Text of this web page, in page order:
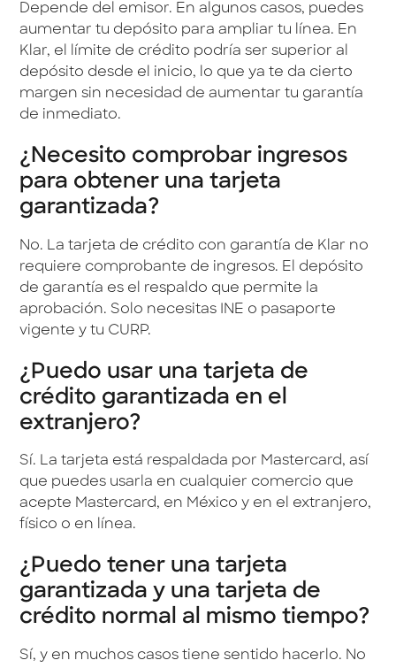
Depende del emisor. En algunos casos, puedes
aumentar tu depósito para ampliar tu línea. En
Klar, el límite de crédito podría ser superior al
depósito desde el inicio, lo que ya te da cierto
margen sin necesidad de aumentar tu garantía
de inmediato.
¿Necesito comprobar ingresos
para obtener una tarjeta
garantizada?
No. La tarjeta de crédito con garantía de Klar no
requiere comprobante de ingresos. El depósito
de garantía es el respaldo que permite la
aprobación. Solo necesitas INE o pasaporte
vigente y tu CURP.
¿Puedo usar una tarjeta de
crédito garantizada en el
extranjero?
Sí. La tarjeta está respaldada por Mastercard, así
que puedes usarla en cualquier comercio que
acepte Mastercard, en México y en el extranjero,
físico o en línea.
¿Puedo tener una tarjeta
garantizada y una tarjeta de
crédito normal al mismo tiempo?
Sí, y en muchos casos tiene sentido hacerlo. No